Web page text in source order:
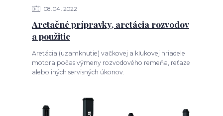
08 04 2022
Aretačné prípravky, aretácia rozvodov
a použitie
Aretácia (uzamknutie) vačkovej a kľukovej hriadele
motora počas výmeny rozvodového remeňa, reťaze
alebo iných servisných úkonov.